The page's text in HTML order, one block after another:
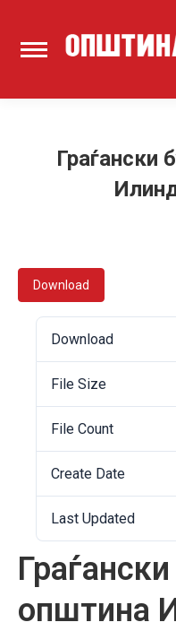
Граѓански
Download
Download
File Size
File Count
Create Date
Last Updated
општина